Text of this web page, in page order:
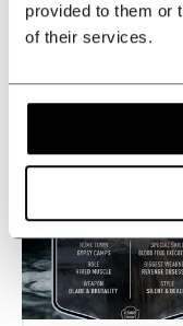
provided to them or
of their services.
€39,95
Inkl. MwSt.